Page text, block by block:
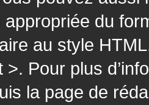
appropriée du
au style
>. Pour plus
la page de